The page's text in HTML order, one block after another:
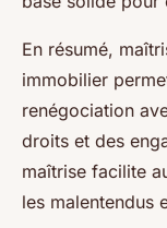
En résumé,
immobilier
renégociation
droits et des
maîtrise facilite
les malentendus